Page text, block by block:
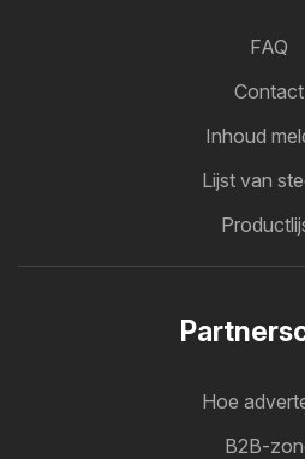
FAQ
Contact
Inhoud
Lijst van
Hoe
B2B-